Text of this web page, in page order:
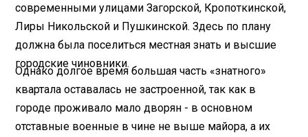
современными улицами Загорской, Кропоткинской,
Лиры Никольской и Пушкинской. Здесь по плану
должна была поселиться местная знать и высшие
городские чиновники.
Однако долгое время большая часть «знатного»
квартала оставалась не застроенной, так как в
городе проживало мало дворян - в основном
отставные военные в чине не выше майора, а их